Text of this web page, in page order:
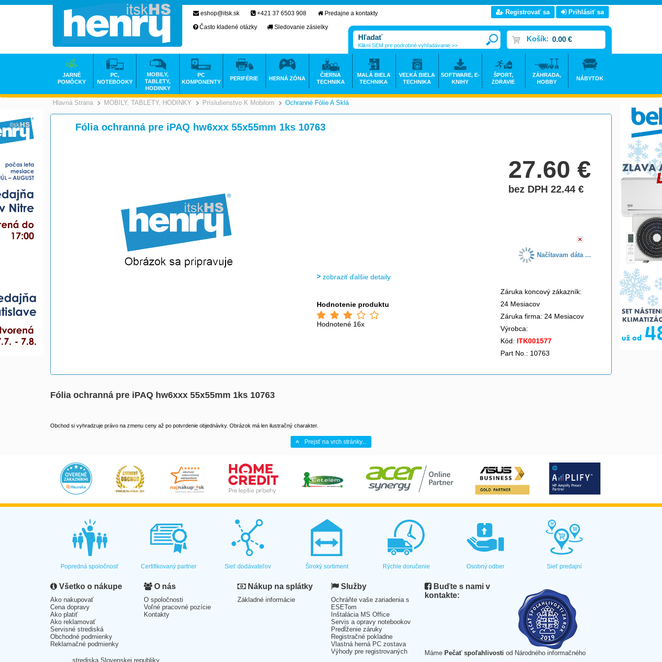
Hlavná Strana >
MOBILY, TABLETY, HODINKY >
Príslušenstvo K Mobilom >
Ochranné Fólie A Sklá
Fólia ochranná pre iPAQ hw6xxx 55x55mm 1ks 10763
27.60€
bez DPH 22.44€
Načítavam dáta ...
zobraziť ďalšie detaily
Hodnotenie produktu
Hodnotené 16x
Záruka koncový zákazník:
24 Mesiacov
Záruka firma: 24 Mesiacov
Výrobca:
Kód: ITK001577
Part No.: 10763
Fólia ochranná pre iPAQ hw6xxx 55x55mm 1ks 10763
Obchod si vyhradzuje právo na zmenu ceny až po potvrdenie objednávky. Obrázok má len ilustračný charakter.
Prejsť na vrch stránky...
eshop@itsk.sk +421 37 6503 908
Predajne a kontakty
Často kladené otázky
Sledovanie zásielky
Registrovať sa Prihlásiť sa
Košík: 0.00 €
Klikni SEM pre podrobné vyhľadávanie >>
JARNÉ
POMÔCKY
PC,
NOTEBOOKY
MOBILY,
TABLETY,
HODINKY
PC
KOMPONENTY
PERIFÉRIE HERNÁ ZÓNA
ČIERNA
TECHNIKA
MALÁ BIELA
TECHNIKA
VEĽKÁ BIELA
TECHNIKA
SOFTWARE, E-
KNIHY
ŠPORT,
ZDRAVIE
ZÁHRADA,
HOBBY
NÁBYTOK
Popredná spoločnosť Certifikovaný partner Sieť dodávateľov Široký sortiment Rýchle doručenie Osobný odber Sieť predajní
Všetko o nákupe
Ako nakupovať
Cena dopravy
Ako platiť
Ako reklamovať
Servisné strediská
Obchodné podmienky
Reklamačné podmienky
O nás
O spoločnosti
Voľné pracovné pozície
Kontakty
Nákup na splátky
Základné informácie
Služby
Ochráňte vaše zariadenia s
ESETom
Inštalácia MS Office
Servis a opravy notebookov
Predĺženie záruky
Registračné pokladne
Vlastná herná PC zostava
Výhody pre registrovaných
Buďte s nami v
kontakte:
Máme Pečať spoľahlivosti od Národného informačného
strediska Slovenskej republiky